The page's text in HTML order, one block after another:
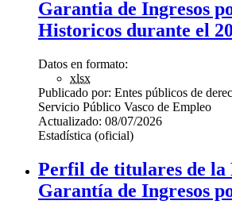
Garantia de Ingresos
Historicos durante el
Datos en formato:
xlsx
Publicado por: Entes públicos de
Servicio Público Vasco de Empleo
Actualizado: 08/07/2026
Estadística (oficial)
Perfil de titulares de la
Garantía de Ingresos